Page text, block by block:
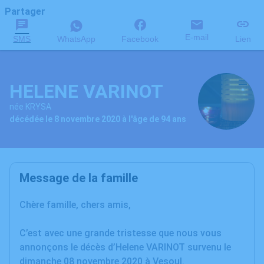
Partager
SMS WhatsApp Facebook E-mail Lien
HELENE VARINOT
née KRYSA
décédée le 8 novembre 2020 à l'âge de 94 ans
Message de la famille
Chère famille, chers amis,
C’est avec une grande tristesse que nous vous
annonçons le décès d’Helene VARINOT survenu le
dimanche 08 novembre 2020 à Vesoul.